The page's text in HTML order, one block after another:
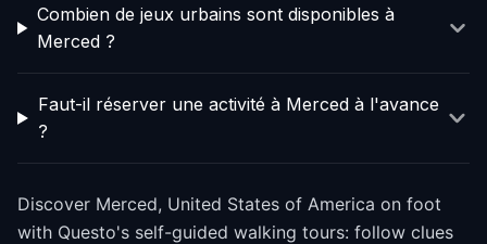
Combien de jeux urbains sont disponibles à
Merced ?
Faut-il réserver une activité à Merced à l'avance
?
Discover Merced, United States of America on foot
with Questo's self-guided walking tours: follow clues